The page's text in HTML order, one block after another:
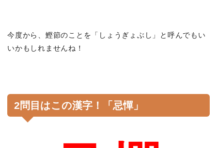
今度から、鰹節のことを「しょうぎょぶし」と呼んでもい
いかもしれませんね！
2問目はこの漢字！「忌憚」